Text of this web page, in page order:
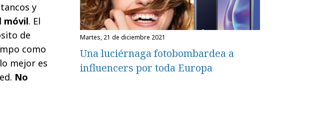
y
móvil. El
de
como
mejor es
No
martes, 21 de diciembre 2021
Una luciérnaga fotobombardea a
influencers por toda Europa